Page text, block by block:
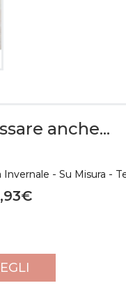
anche...
Invernale - Su Misura -